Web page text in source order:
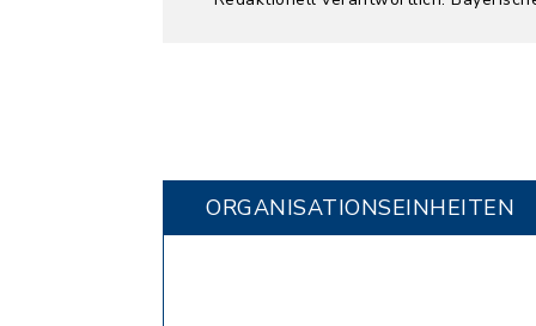
ORGANISATIONS­EINHEITEN